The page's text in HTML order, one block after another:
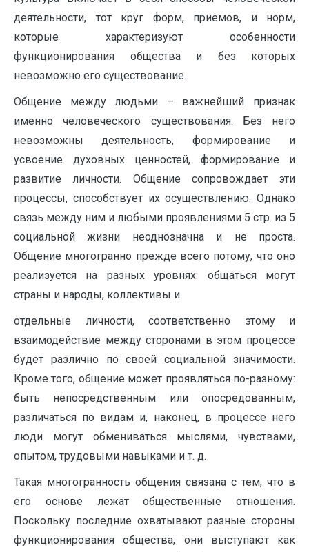
деятельности, тот круг форм, приемов, и норм,
которые характеризуют особенности
функционирования общества и без которых
невозможно его существование.
Общение между людьми – важнейший признак
именно человеческого существования. Без него
невозможны деятельность, формирование и
усвоение духовных ценностей, формирование и
развитие личности. Общение сопровождает эти
процессы, способствует их осуществлению. Однако
связь между ним и любыми проявлениями 5 стр. из 5
социальной жизни неоднозначна и не проста.
Общение многогранно прежде всего потому, что оно
реализуется на разных уровнях: общаться могут
страны и народы, коллективы и
отдельные личности, соответственно этому и
взаимодействие между сторонами в этом процессе
будет различно по своей социальной значимости.
Кроме того, общение может проявляться по-разному:
быть непосредственным или опосредованным,
различаться по видам и, наконец, в процессе него
люди могут обмениваться мыслями, чувствами,
опытом, трудовыми навыками и т. д.
Такая многогранность общения связана с тем, что в
его основе лежат общественные отношения.
Поскольку последние охватывают разные стороны
функционирования общества, они выступают как